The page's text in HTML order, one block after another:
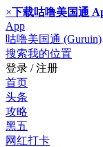
×下载咕噜美国通
App
咕噜美国通 (Guruin)
搜索我的位置
登录 / 注册
首页
头条
攻略
黑五
网红打卡